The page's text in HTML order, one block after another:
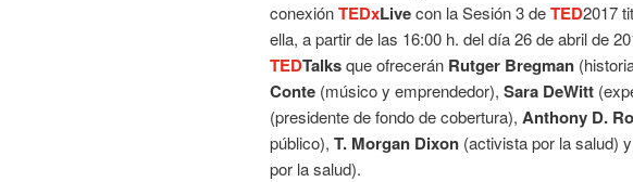
conexiónTEDxLivecon la Sesión 3 deTED2017
ella, a partir de las 16:00 h. del día 26 de abril de
TEDTalksque ofrecerán Rutger Bregman
Conte (músico y emprendedor), Sara DeWitt
(presidente de fondo de cobertura), Anthony D.
público), T. Morgan Dixon (activista por la salud) y
por la salud).